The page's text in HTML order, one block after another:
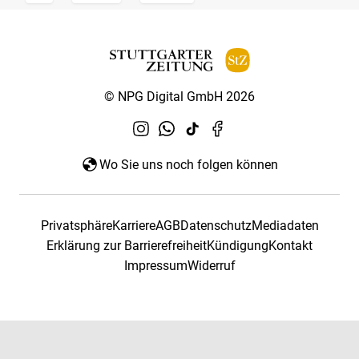
© NPG Digital GmbH 2026
Wo Sie uns noch folgen können
PrivatsphäreKarriereAGBDatenschutzMediadaten
Erklärung zur BarrierefreiheitKündigungKontakt
ImpressumWiderruf